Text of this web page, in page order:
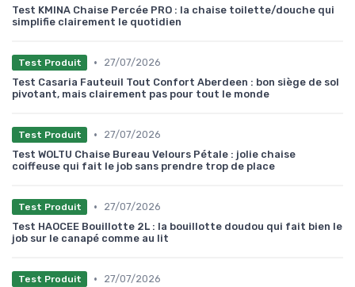
Test KMINA Chaise Percée PRO : la chaise toilette/douche qui
simplifie clairement le quotidien
Test Produit •
27/07/2026
Test Casaria Fauteuil Tout Confort Aberdeen : bon siège de sol
pivotant, mais clairement pas pour tout le monde
Test Produit •
27/07/2026
Test WOLTU Chaise Bureau Velours Pétale : jolie chaise
coiffeuse qui fait le job sans prendre trop de place
Test Produit •
27/07/2026
Test HAOCEE Bouillotte 2L : la bouillotte doudou qui fait bien le
job sur le canapé comme au lit
Test Produit •
27/07/2026